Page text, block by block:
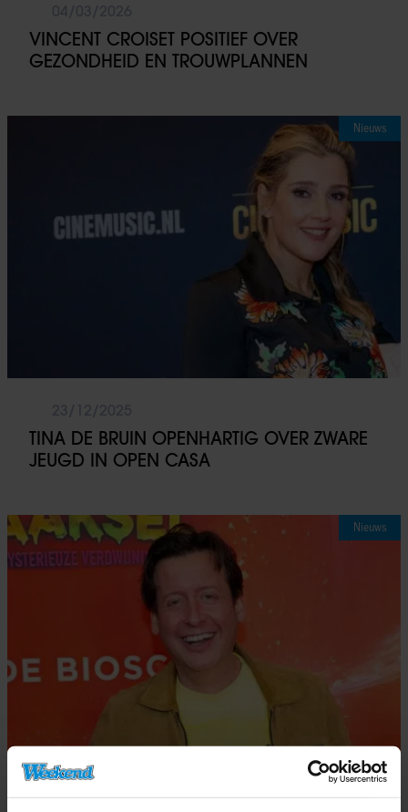
VINCENT CROISET POSITIEF OVER
GEZONDHEID EN TROUWPLANNEN
Nieuws
TINA DE BRUIN OPENHARTIG OVER ZWARE
JEUGD IN OPEN CASA
Nieuws